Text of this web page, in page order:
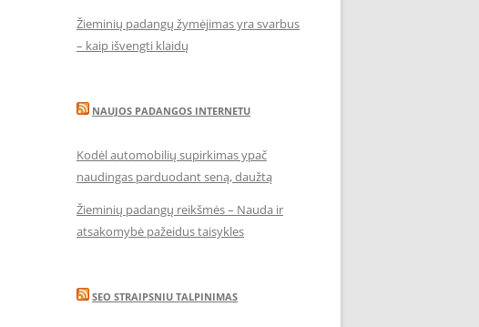
Žieminių padangų žymėjimas yra svarbus
– kaip išvengti klaidų
NAUJOS PADANGOS INTERNETU
Kodėl automobilių supirkimas ypač
naudingas parduodant seną, daužtą
Žieminių padangų reikšmės – Nauda ir
atsakomybė pažeidus taisykles
SEO STRAIPSNIU TALPINIMAS